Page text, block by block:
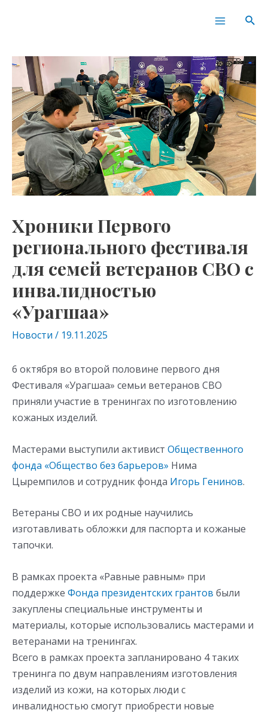
Main
Хроники Первого
регионального фестиваля
для семей ветеранов СВО с
инвалидностью
«Урагшаа»
Новости / 19.11.2025
6 октября во второй половине первого дня
Фестиваля «Урагшаа» семьи ветеранов СВО
приняли участие в тренингах по изготовлению
кожаных изделий.
Мастерами выступили активист Общественного
фонда «Общество без барьеров» Нима
Цыремпилов и сотрудник фонда Игорь Генинов.
Ветераны СВО и их родные научились
изготавливать обложки для паспорта и кожаные
тапочки.
В рамках проекта «Равные равным» при
поддержке Фонда президентских грантов были
закуплены специальные инструменты и
материалы, которые использовались мастерами и
ветеранами на тренингах.
Всего в рамках проекта запланировано 4 таких
тренинга по двум направлениям изготовления
изделий из кожи, на которых люди с
инвалидностью смогут приобрести новые